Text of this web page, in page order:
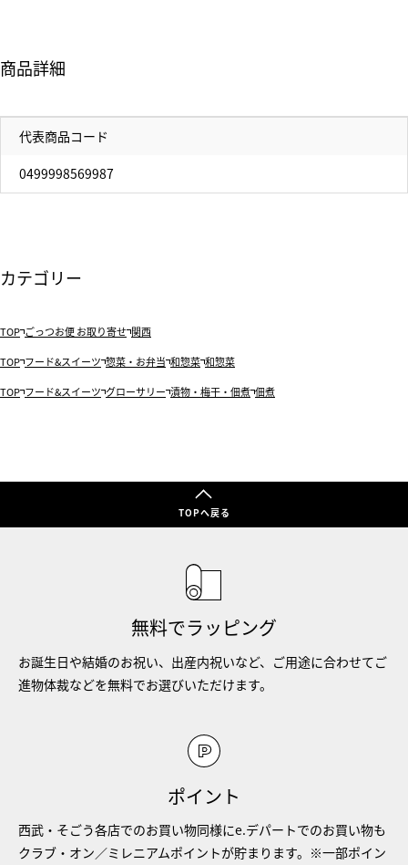
商品詳細
代表商品コード
0499998569987
カテゴリー
TOP ごっつお便 お取り寄せ 関西
TOP フード&スイーツ 惣菜・お弁当 和惣菜 和惣菜
TOP フード&スイーツ グローサリー 漬物・梅干・佃煮 佃煮
TOPへ戻る
無料でラッピング
お誕生日や結婚のお祝い、出産内祝いなど、ご用途に合わせてご
進物体裁などを無料でお選びいただけます。
ポイント
西武・そごう各店でのお買い物同様にe.デパートでのお買い物も
クラブ・オン／ミレニアムポイントが貯まります。※一部ポイン